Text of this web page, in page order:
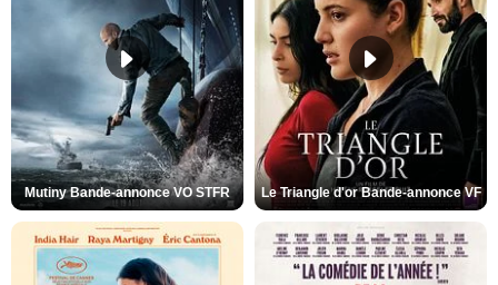
Mutiny Bande-annonce VO STFR Le Triangle d'or Bande-annonce VF